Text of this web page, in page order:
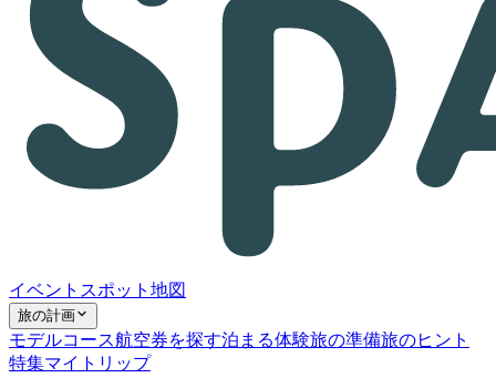
イベント スポット 地図
旅の計画
モデルコース航空券を探す泊まる体験旅の準備旅のヒント
特集マイトリップ